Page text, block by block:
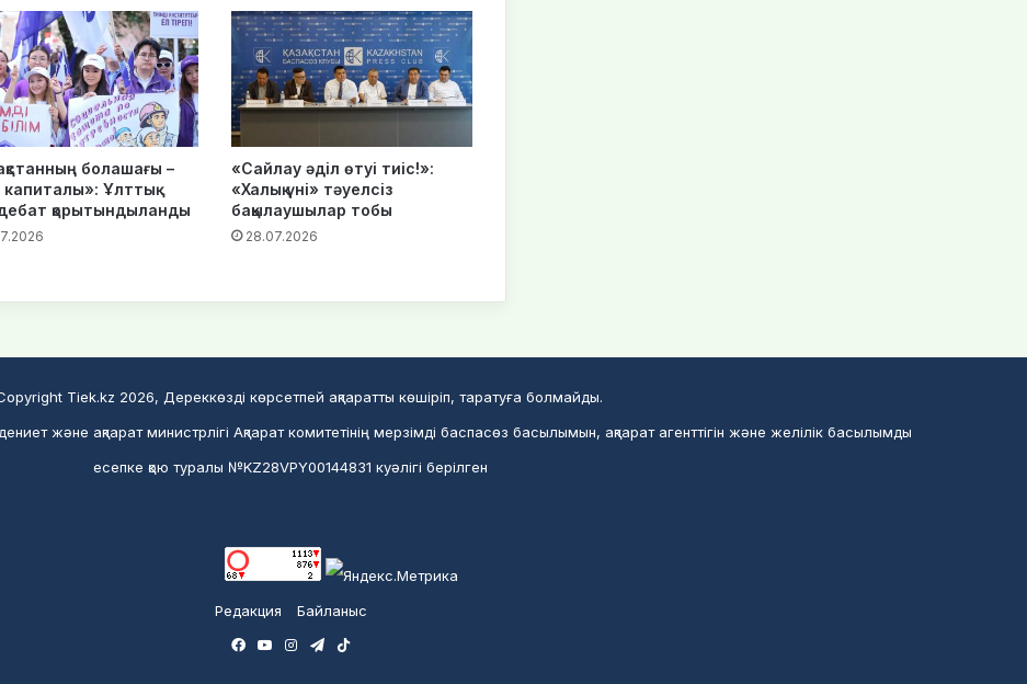
болашағы –
Ұлттық
қорытындыланды
«Сайлау әділ өтуі тиіс!»:
«Халық үні» тәуелсіз
бақылаушылар тобы
28.07.2026
Tiek.kz 2026, Дереккөзді көрсетпей ақпаратты көшіріп, таратуға болмайды.
және ақпарат министрлігі Ақпарат комитетінің мерзімді баспасөз басылымын, ақпарат агенттігін және желілік басылымды
есепке қою туралы №KZ28VPY00144831 куәлігі берілген
Редакция
Байланыс
Facebook
YouTubeInstagram
Telegram
TikTok